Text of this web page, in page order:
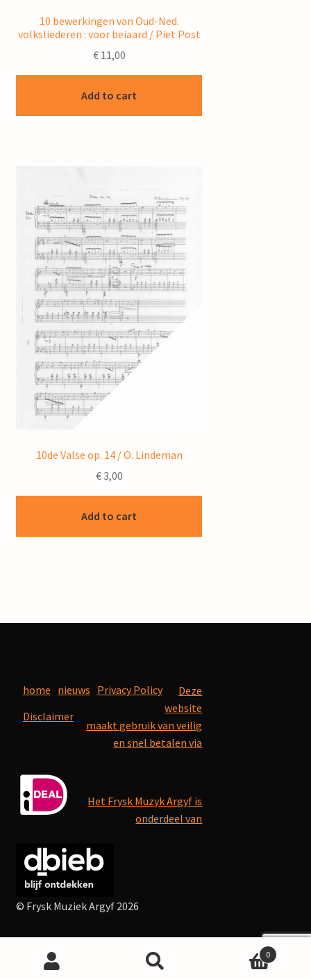
10 bewerkingen van Oud-Ned.
volksliederen : voor beiaard / Piet Post
€11,00
Add to cart
10de Valse op. 14 / O. Lindeman
€3,00
Add to cart
home nieuws Privacy Policy
Disclaimer
Deze
website
maakt gebruik van veilig
en snel betalen via
Het Frysk Muzyk Argyf is
onderdeel van
© Frysk Muziek Argyf 2026
0